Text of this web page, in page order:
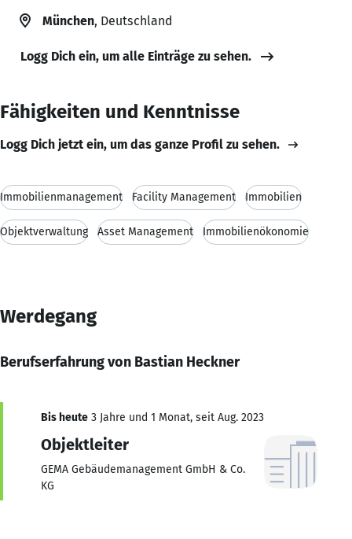
München, Deutschland
Logg Dich ein, um alle Einträge zu sehen.
Fähigkeiten und Kenntnisse
Logg Dich jetzt ein, um das ganze Profil zu sehen.
Immobilienmanagement Facility Management Immobilien
Objektverwaltung Asset Management Immobilienökonomie
Werdegang
Berufserfahrung von Bastian Heckner
Bis heute 3 Jahre und 1 Monat, seit Aug. 2023
Objektleiter
GEMA Gebäudemanagement GmbH & Co.
KG